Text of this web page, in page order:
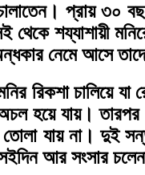
প্রায় ৩০
থেকে শয্যাশায়ী
নেমে আসে
রিকশা চালিয়ে
অচল হয়ে যায়।
তোলা যায় না। দুই
আর সংসার